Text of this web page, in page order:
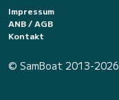
Impressum
ANB / AGB
Kontakt
© SamBoat 2013-2026